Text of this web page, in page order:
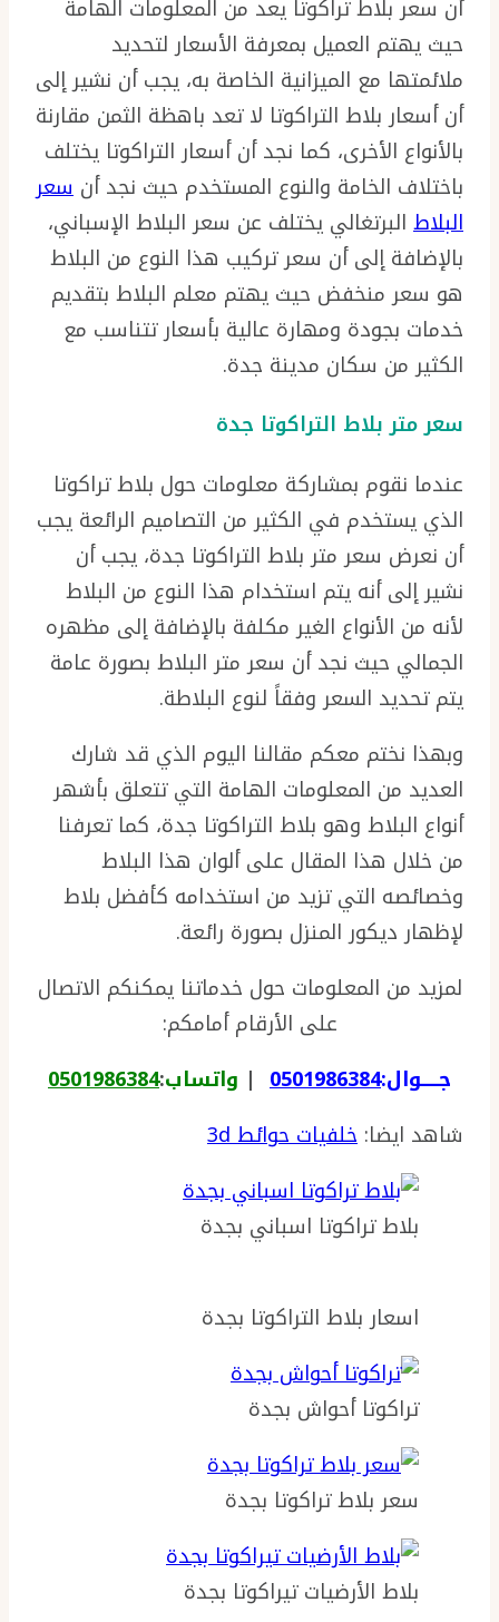
أن سعر بلاط تراكوتا يعد من المعلومات الهامة
حيث يهتم العميل بمعرفة الأسعار لتحديد
ملائمتها مع الميزانية الخاصة به، يجب أن نشير إلى
أن أسعار بلاط التراكوتا لا تعد باهظة الثمن مقارنة
بالأنواع الأخرى، كما نجد أن أسعار التراكوتا يختلف
باختلاف الخامة والنوع المستخدم حيث نجد أن سعر
البلاط البرتغالي يختلف عن سعر البلاط الإسباني،
بالإضافة إلى أن سعر تركيب هذا النوع من البلاط
هو سعر منخفض حيث يهتم معلم البلاط بتقديم
خدمات بجودة ومهارة عالية بأسعار تتناسب مع
الكثير من سكان مدينة جدة.
سعر متر بلاط التراكوتا جدة
عندما نقوم بمشاركة معلومات حول بلاط تراكوتا
الذي يستخدم في الكثير من التصاميم الرائعة يجب
أن نعرض سعر متر بلاط التراكوتا جدة، يجب أن
نشير إلى أنه يتم استخدام هذا النوع من البلاط
لأنه من الأنواع الغير مكلفة بالإضافة إلى مظهره
الجمالي حيث نجد أن سعر متر البلاط بصورة عامة
يتم تحديد السعر وفقاً لنوع البلاطة.
وبهذا نختم معكم مقالنا اليوم الذي قد شارك
العديد من المعلومات الهامة التي تتعلق بأشهر
أنواع البلاط وهو بلاط التراكوتا جدة، كما تعرفنا
من خلال هذا المقال على ألوان هذا البلاط
وخصائصه التي تزيد من استخدامه كأفضل بلاط
لإظهار ديكور المنزل بصورة رائعة.
لمزيد من المعلومات حول خدماتنا يمكنكم الاتصال
على الأرقام أمامكم:
جـــــوال:0501986384
| واتساب:
0501986384
شاهد ايضا: خلفيات حوائط 3d
بلاط تراكوتا اسباني بجدة
اسعار بلاط التراكوتا بجدة
تراكوتا أحواش بجدة
سعر بلاط تراكوتا بجدة
بلاط الأرضيات تيراكوتا بجدة